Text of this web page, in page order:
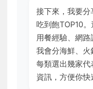
接下來，我要
吃到飽TOP10
用餐經驗、網路
我會分海鮮、火
每類選出幾家
資訊，方便你快